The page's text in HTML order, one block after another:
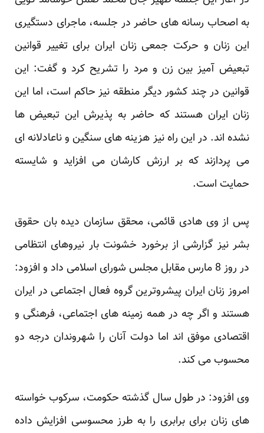
به اصحاب رسانه های حاضر در جلسه، ماجرای دستگیری
این زنان و حرکت جمعی زنان ایران برای تغییر قوانین
تبعیض آمیز بین زن و مرد را تشریح کرد و گفت: این
قوانین در چند کشور دیگر منطقه نیز حاکم است، اما این
زنان ایران هستند که حاضر به پذیرش این تبعیض ها
نشده اند. در این راه نیز هزینه های سنگین و ناعادلانه ای
می پردازند که بر ارزش کارشان می افزاید و شایسته
حمایت است.
پس از وی هادی قائمی، محقق سازمان دیده بان حقوق
بشر نیز گزارشی از برخورد خشونت بار نیروهای انتظامی
در روز 8 مارس مقابل مجلس شورای اسلامی داد و افزود:
امروز زنان ایران پیشروترین گروه فعال اجتماعی در ایران
هستند و اگر چه در همه زمینه های اجتماعی، فرهنگی و
اقتصادی موفق اند اما دولت آنان را شهروندان درجه دو
محسوب می کند.
وی افزود: در طول سال گذشته حکومت، سرکوب خواسته
های زنان برای برابری را به طرز محسوسی افزایش داده